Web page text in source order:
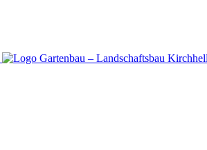
Gartenbau – Landschaftsbau